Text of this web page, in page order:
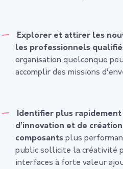
Explorer et attirer les
les professionnels
organisation quelconque
accomplir des missions
Identifier plus
d’innovation et de
composants plus
public sollicite la créativité
interfaces à forte valeur